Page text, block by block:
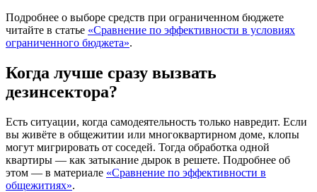
Подробнее о выборе средств при ограниченном бюджете
читайте в статье «Сравнение по эффективности в условиях
ограниченного бюджета».
Когда лучше сразу вызвать
дезинсектора?
Есть ситуации, когда самодеятельность только навредит. Если
вы живёте в общежитии или многоквартирном доме, клопы
могут мигрировать от соседей. Тогда обработка одной
квартиры — как затыкание дырок в решете. Подробнее об
этом — в материале «Сравнение по эффективности в
общежитиях».